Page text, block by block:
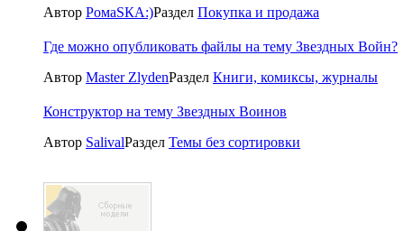
Автор РомаSКА:)Раздел Покупка и продажа
Где можно опубликовать файлы на тему Звездных Войн?
Автор Master ZlydenРаздел Книги, комиксы, журналы
Конструктор на тему Звездных Воинов
Автор SalivalРаздел Темы без сортировки